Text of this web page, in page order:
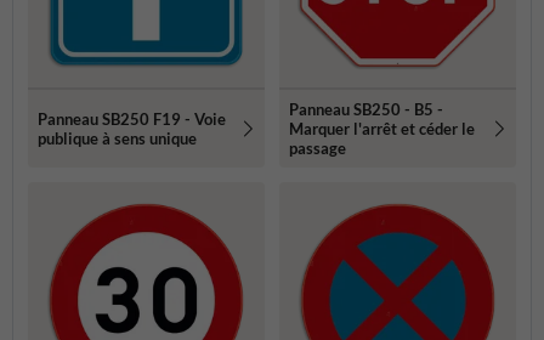
Panneau SB250 F19 - Voie
publique à sens unique
Panneau SB250 - B5 -
Marquer l'arrêt et céder le
passage